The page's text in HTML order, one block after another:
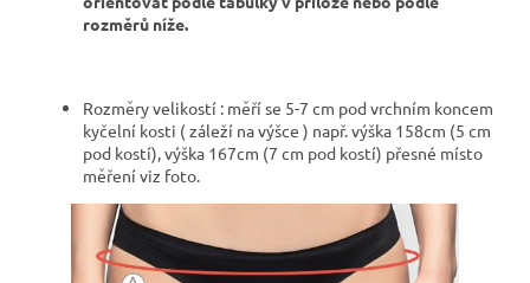
rozměrů níže.
Rozměry velikostí : měří se 5-7 cm pod vrchním koncem
kyčelní kosti ( záleží na výšce ) např. výška 158cm (5 cm
pod kostí), výška 167cm (7 cm pod kostí) přesné místo
měření viz foto.